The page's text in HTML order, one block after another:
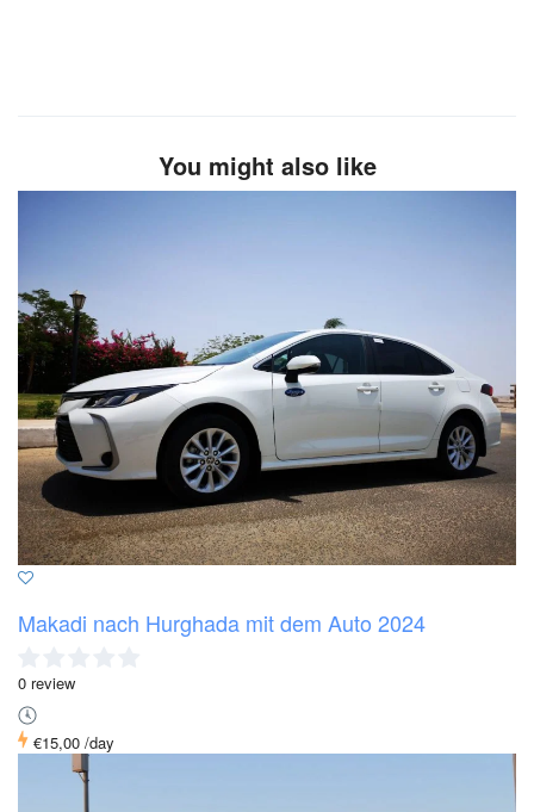
You might also like
Makadi nach Hurghada mit dem Auto 2024
0 review
€15,00 /day